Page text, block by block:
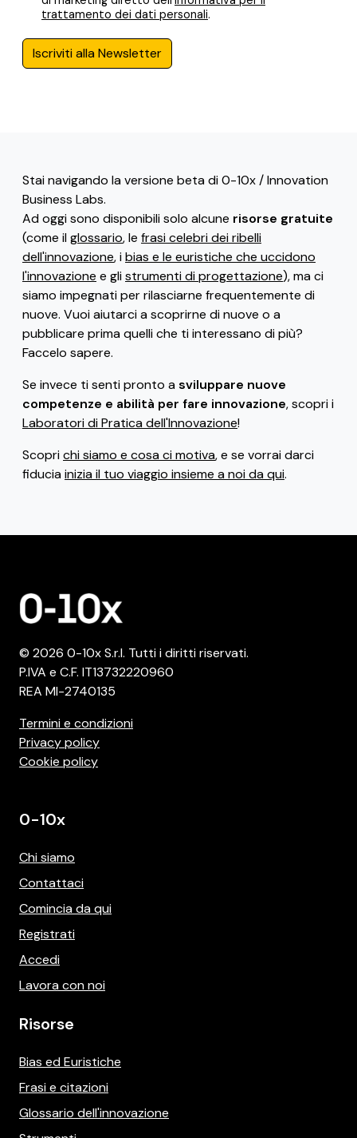
trattamento dei dati personali.
Iscriviti alla Newsletter
Stai navigando la versione beta di 0-10x / Innovation
Business Labs.
Ad oggi sono disponibili solo alcune risorse gratuite
(come ilglossario, le frasi celebri dei ribelli
dell'innovazione, ibias e le euristiche che uccidono
l'innovazione e glistrumenti di progettazione), ma ci
siamo impegnati per rilasciarne frequentemente di
nuove. Vuoi aiutarci a scoprirne di nuove o a
pubblicare prima quelli che ti interessano di più?
Faccelo sapere.
Se invece ti senti pronto asviluppare nuove
competenze e abilità per fare innovazione, scopri i
Laboratori di Pratica dell'Innovazione!
Scoprichi siamo e cosa ci motiva, e se vorrai darci
fiduciainizia il tuo viaggio insieme a noi da qui.
© 2026 0-10x S.r.l. Tutti i diritti riservati.
P.IVA e C.F. IT13732220960
REA MI-2740135
Termini e condizioni
Privacy policy
Cookie policy
0-10x
Chi siamo
Contattaci
Comincia da qui
Registrati
Accedi
Lavora con noi
Risorse
Bias ed Euristiche
Frasi e citazioni
Glossario dell'innovazione